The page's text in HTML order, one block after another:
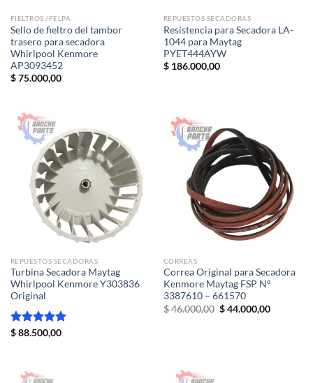
FIELTROS /FELPA
Sello de fieltro del tambor
trasero para secadora
Whirlpool Kenmore
AP3093452
$75.000,00
REPUESTOS SECADORAS
Resistencia para Secadora LA-
1044 para Maytag
PYET444AYW
$186.000,00
REPUESTOS SECADORAS
Turbina Secadora Maytag
Whirlpool Kenmore Y303836
Original
Valorado
$88.500,00
CORREAS
Correa Original para Secadora
Kenmore Maytag FSP N°
3387610 – 661570
$46.000,00 El
precio
$44.000,00El